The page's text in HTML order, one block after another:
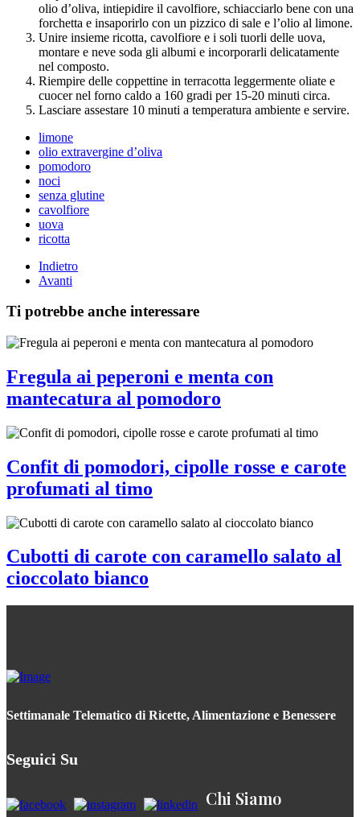
olio d’oliva, intiepidire il cavolfiore, schiacciarlo bene con una
forchetta e insaporirlo con un pizzico di sale e l’olio al limone.
Unire insieme ricotta, cavolfiore e i soli tuorli delle uova,
montare e neve soda gli albumi e incorporarli delicatamente
nel composto.
Riempire delle coppettine in terracotta leggermente oliate e
cuocer nel forno caldo a 160 gradi per 15-20 minuti circa.
Lasciare assestare 10 minuti a temperatura ambiente e servire.
limone
olio extravergine d’oliva
pomodoro
noci
senza glutine
cavolfiore
uova
ricotta
Indietro
Avanti
Ti potrebbe anche interessare
Fregula ai peperoni e menta con
mantecatura al pomodoro
Confit di pomodori, cipolle rosse e carote
profumati al timo
Cubotti di carote con caramello salato al
cioccolato bianco
Settimanale Telematico di Ricette, Alimentazione e Benessere
Seguici Su
Chi Siamo